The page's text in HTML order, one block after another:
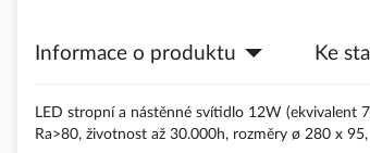
Informace o produktu Ke
LED stropní a nástěnné svítidlo 12W (ekvivalent
Ra>80, životnost až 30.000h, rozměry ø 280 x